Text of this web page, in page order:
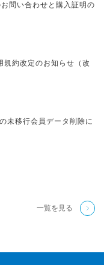
問い合わせと購入証明の
規約改定のお知らせ（改
未移行会員データ削除に
一覧を見る